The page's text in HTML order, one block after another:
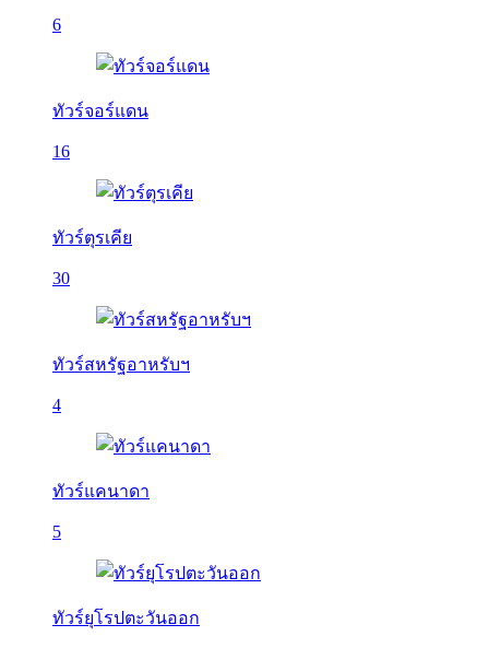
6
ทัวร์จอร์แดน
16
ทัวร์ตุรเคีย
30
ทัวร์สหรัฐอาหรับฯ
4
ทัวร์แคนาดา
5
ทัวร์ยุโรปตะวันออก